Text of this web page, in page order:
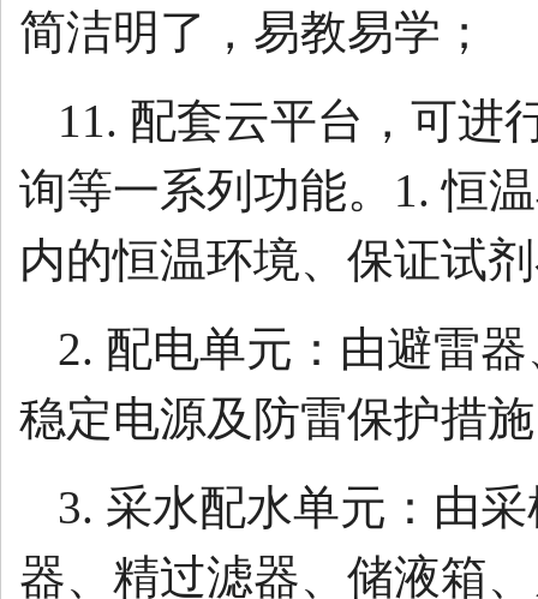
简洁明了，易教易学；
11. 配套云平台，可进
询等一系列功能。1. 恒
内的恒温环境、保证试
2. 配电单元：由避雷
稳定电源及防雷保护措
3. 采水配水单元：由
器、精过滤器、储液箱